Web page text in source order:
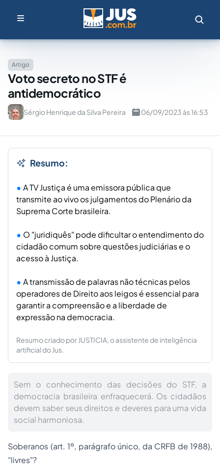
Artigo
Voto secreto no STF é
antidemocrático
Sérgio Henrique da Silva Pereira 06/09/2023 às 16:53
Resumo:
A TV Justiça é uma emissora pública que
transmite ao vivo os julgamentos do Plenário da
Suprema Corte brasileira.
O "juridiquês" pode dificultar o entendimento do
cidadão comum sobre questões judiciárias e o
acesso à Justiça.
A transmissão de palavras não técnicas pelos
operadores de Direito aos leigos é essencial para
garantir a compreensão e a liberdade de
expressão na democracia.
Resumo criado por JUSTICIA, o assistente de inteligência
artificial do Jus.
Sem o conhecimento das decisões do STF, a
democracia brasileira enfraquecerá. Os cidadãos
devem saber seus direitos e deveres para uma vida
social harmoniosa.
Soberanos (art. 1º, parágrafo único, da CRFB de 1988),
"livres"?